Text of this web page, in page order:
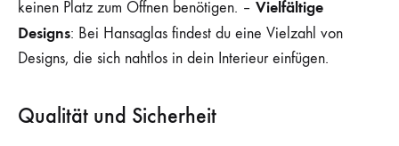
keinen Platz zum Öffnen benötigen. – Vielfältige
Designs: Bei Hansaglas findest du eine Vielzahl von
Designs, die sich nahtlos in dein Interieur einfügen.
Qualität und Sicherheit